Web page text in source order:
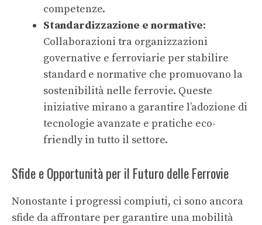
competenze.
Standardizzazione e normative:
Collaborazioni tra organizzazioni
governative e ferroviarie per stabilire
standard e normative che promuovano la
sostenibilità nelle ferrovie. Queste
iniziative mirano a garantire l’adozione di
tecnologie avanzate e pratiche eco-
friendly in tutto il settore.
Sfide e Opportunità per il Futuro delle Ferrovie
Nonostante i progressi compiuti, ci sono ancora
sfide da affrontare per garantire una mobilità